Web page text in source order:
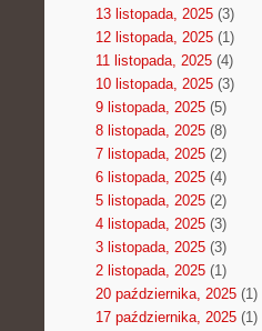
13 listopada, 2025(3)
12 listopada, 2025(1)
11 listopada, 2025(4)
10 listopada, 2025(3)
9 listopada, 2025(5)
8 listopada, 2025(8)
7 listopada, 2025(2)
6 listopada, 2025(4)
5 listopada, 2025(2)
4 listopada, 2025(3)
3 listopada, 2025(3)
2 listopada, 2025(1)
20 października, 2025(1)
17 października, 2025(1)